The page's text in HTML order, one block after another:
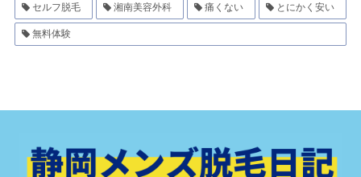
セルフ脱毛 湘南美容外科 痛くない とにかく安い
無料体験